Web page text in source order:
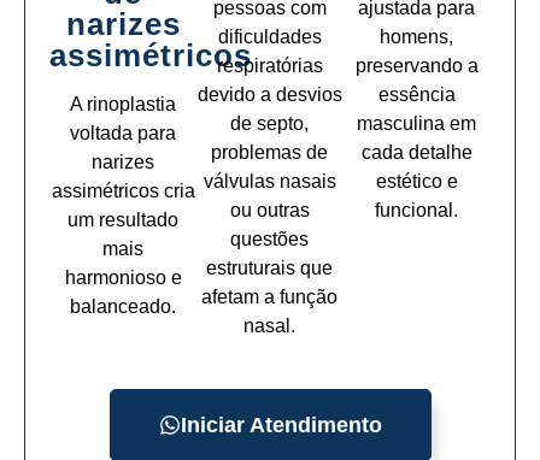
narizes
assimétricos
A rinoplastia
voltada para
narizes
assimétricos cria
um resultado
mais
harmonioso e
balanceado.
pessoas com
dificuldades
respiratórias
devido a desvios
de septo,
problemas de
válvulas nasais
ou outras
questões
estruturais que
afetam a função
nasal.
ajustada para
homens,
preservando a
essência
masculina em
cada detalhe
estético e
funcional.
Iniciar Atendimento